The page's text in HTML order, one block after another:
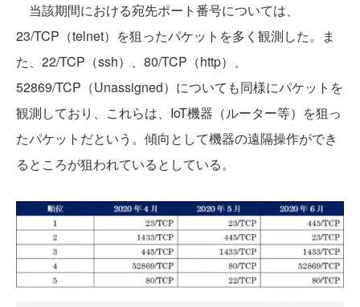
当該期間における宛先ポート番号については、
23/TCP（telnet）を狙ったパケットを多く観測した。ま
た、22/TCP（ssh）、80/TCP（http）、
52869/TCP（Unassigned）についても同様にパケットを
観測しており、これらは、IoT機器（ルーター等）を狙っ
たパケットだという。傾向として機器の遠隔操作ができ
るところが狙われているとしている。